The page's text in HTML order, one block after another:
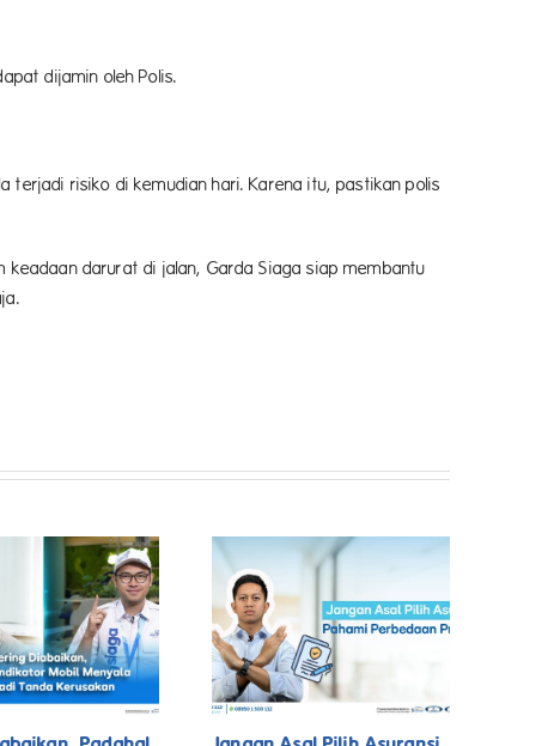
dijamin oleh Polis.
terjadi risiko di kemudian hari. Karena itu, pastikan polis
keadaan darurat di jalan, Garda Siaga siap membantu